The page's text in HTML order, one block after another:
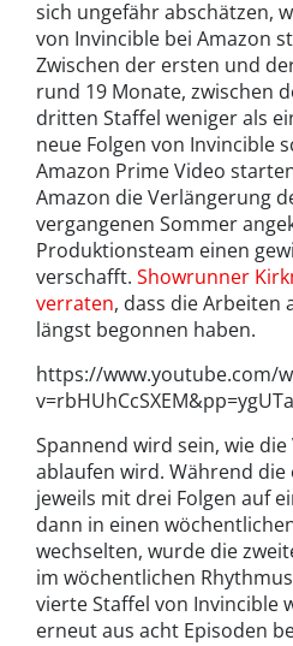
sich ungefähr abschätzen,
von Invincible bei Amazon
Zwischen der ersten und
rund 19 Monate, zwischen
dritten Staffel weniger als
neue Folgen von Invincible
Amazon Prime Video
Amazon die Verlängerung
vergangenen Sommer
Produktionsteam einen
verschafft. Showrunner
verraten, dass die Arbeiten
längst begonnen haben.
https://www.youtube.com/
Spannend wird sein, wie
ablaufen wird. Während
jeweils mit drei Folgen auf
dann in einen
wechselten, wurde die
im wöchentlichen
vierte Staffel von Invincible
erneut aus acht Episoden